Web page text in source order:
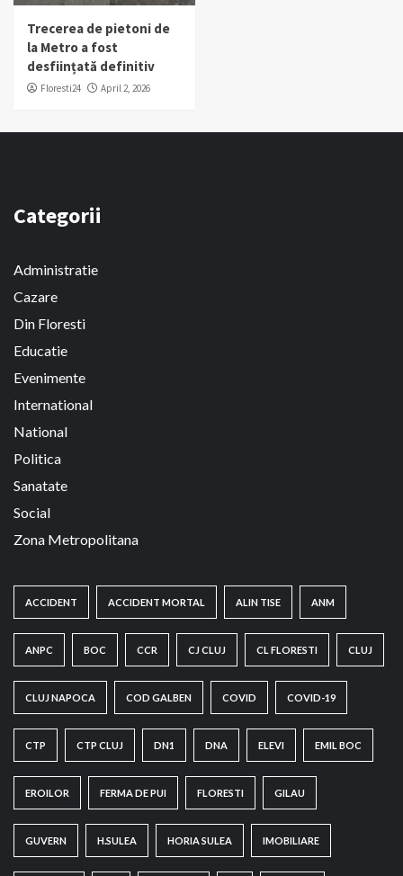
Trecerea de pietoni de
la Metro a fost
desființată definitiv
Floresti24 April 2, 2026
Categorii
Administratie
Cazare
Din Floresti
Educatie
Evenimente
International
National
Politica
Sanatate
Social
Zona Metropolitana
ACCIDENT ACCIDENT MORTAL ALIN TISE ANM
ANPC BOC CCR CJ CLUJ CL FLORESTI CLUJ
CLUJ NAPOCA COD GALBEN COVID COVID-19
CTP CTP CLUJ DN1 DNA ELEVI EMIL BOC
EROILOR FERMA DE PUI FLORESTI GILAU
GUVERN H.SULEA HORIA SULEA IMOBILIARE